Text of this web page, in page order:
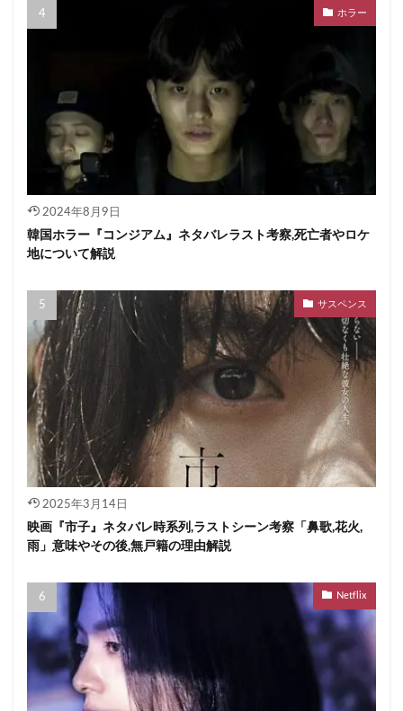
ホラー
2024年8月9日
韓国ホラー『コンジアム』ネタバレラスト考察,死亡者やロケ
地について解説
サスペンス
2025年3月14日
映画『市子』ネタバレ時系列,ラストシーン考察「鼻歌,花火,
雨」意味やその後,無戸籍の理由解説
Netflix